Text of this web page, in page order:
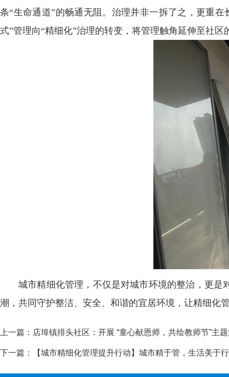
条“生命通道”的畅通无阻。治理并非一拆了之，更重
式”管理向“精细化”治理的转变，将管理触角延伸至社
城市精细化管理，不仅是对城市环境的整治，更
潮，共同守护整洁、安全、和谐的宜居环境，让精细化
上一篇： 店埠镇排头社区：开展 “童心献恩师，共绘教师节”主
下一篇： 【城市精细化管理提升行动】城市精于管，生活美于行